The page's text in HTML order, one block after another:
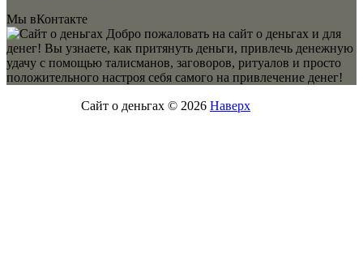
Мы вКонтакте
Добро пожаловать на сайт о деньгах и для
денег! Вы узнаете, как притянуть деньги, привлечь денежную
удачу с помощью талисманов, заговоров, ритуалов и просто
положительного настроя себя самого на привлечение денег!
Сайт о деньгах © 2026 Наверх